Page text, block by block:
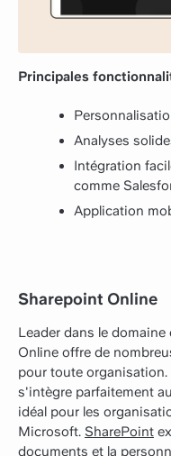
Principales
Analyses
Intégration
comme
Application
Sharepoint Online
Leader dans le
Online offre de
pour toute
s'intègre parfaitement
idéal pour les
Microsoft. SharePoint
documents et la